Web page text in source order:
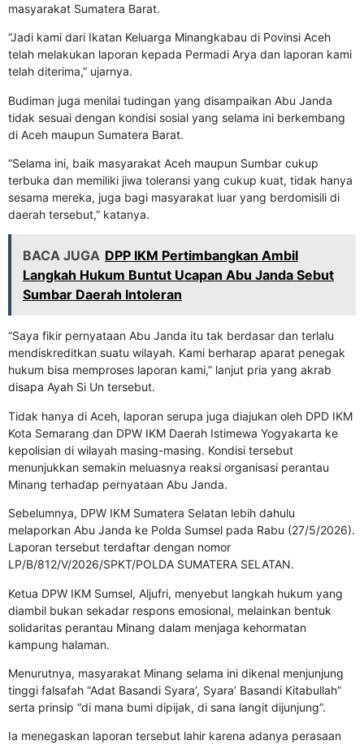
masyarakat Sumatera Barat.
“Jadi kami dari Ikatan Keluarga Minangkabau di Povinsi Aceh
telah melakukan laporan kepada Permadi Arya dan laporan kami
telah diterima,” ujarnya.
Budiman juga menilai tudingan yang disampaikan Abu Janda
tidak sesuai dengan kondisi sosial yang selama ini berkembang
di Aceh maupun Sumatera Barat.
“Selama ini, baik masyarakat Aceh maupun Sumbar cukup
terbuka dan memiliki jiwa toleransi yang cukup kuat, tidak hanya
sesama mereka, juga bagi masyarakat luar yang berdomisili di
daerah tersebut,” katanya.
BACA JUGA DPP IKM Pertimbangkan Ambil
Langkah Hukum Buntut Ucapan Abu Janda Sebut
Sumbar Daerah Intoleran
“Saya fikir pernyataan Abu Janda itu tak berdasar dan terlalu
mendiskreditkan suatu wilayah. Kami berharap aparat penegak
hukum bisa memproses laporan kami,” lanjut pria yang akrab
disapa Ayah Si Un tersebut.
Tidak hanya di Aceh, laporan serupa juga diajukan oleh DPD IKM
Kota Semarang dan DPW IKM Daerah Istimewa Yogyakarta ke
kepolisian di wilayah masing-masing. Kondisi tersebut
menunjukkan semakin meluasnya reaksi organisasi perantau
Minang terhadap pernyataan Abu Janda.
Sebelumnya, DPW IKM Sumatera Selatan lebih dahulu
melaporkan Abu Janda ke Polda Sumsel pada Rabu (27/5/2026).
Laporan tersebut terdaftar dengan nomor
LP/B/812/V/2026/SPKT/POLDA SUMATERA SELATAN.
Ketua DPW IKM Sumsel, Aljufri, menyebut langkah hukum yang
diambil bukan sekadar respons emosional, melainkan bentuk
solidaritas perantau Minang dalam menjaga kehormatan
kampung halaman.
Menurutnya, masyarakat Minang selama ini dikenal menjunjung
tinggi falsafah “Adat Basandi Syara’, Syara’ Basandi Kitabullah”
serta prinsip “di mana bumi dipijak, di sana langit dijunjung”.
Ia menegaskan laporan tersebut lahir karena adanya perasaan